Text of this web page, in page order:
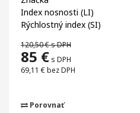
Index nosnosti (LI)
Rýchlostný index (SI)
120,50 €s DPH
85 € s DPH
69,11 € bez DPH
Porovnať